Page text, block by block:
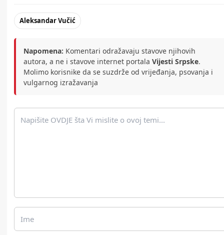
Aleksandar Vučić
Napomena: Komentari odražavaju stavove njihovih
autora, a ne i stavove internet portala Vijesti Srpske.
Molimo korisnike da se suzdrže od vrijeđanja, psovanja i
vulgarnog izražavanja